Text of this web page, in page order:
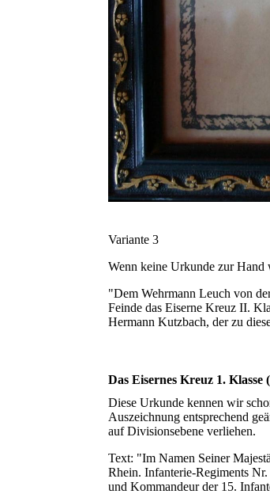
Variante 3
Wenn keine Urkunde zur Hand
"Dem Wehrmann Leuch von
Feinde das Eiserne Kreuz II.
Hermann Kutzbach, der zu
Das Eisernes Kreuz 1. Klasse
Diese Urkunde kennen wir
Auszeichnung entsprechend
auf Divisionsebene verliehen.
Text: "Im Namen Seiner
Rhein. Infanterie-Regiments
und Kommandeur der 15.